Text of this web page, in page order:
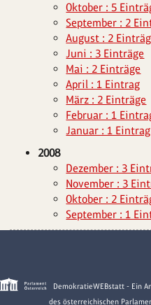
Oktober : 5
September : 2
August : 2
Juni : 3 Einträge
Mai : 2 Einträge
April : 1 Eintrag
März : 2 Einträge
Februar : 1
Januar : 1 Eintrag
2008
Dezember : 3
November : 3
Oktober : 2
September : 1
DemokratieWEBstatt - Ein
des österreichischen